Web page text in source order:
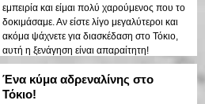
εμπειρία και είμαι πολύ χαρούμενος που το
δοκιμάσαμε. Αν είστε λίγο μεγαλύτεροι και
ακόμα ψάχνετε για διασκέδαση στο Τόκιο,
αυτή η ξενάγηση είναι απαραίτητη!
Ένα κύμα αδρεναλίνης στο
Τόκιο!